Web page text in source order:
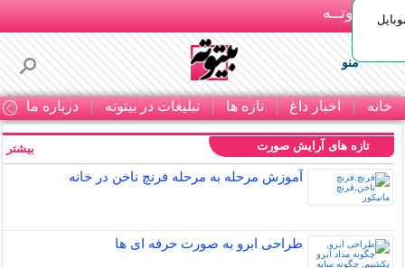
بـیتوتــه
منو
خانه اخبار داغ تازه ها تبلیغات در بیتوته درباره ما
تازه های آرایش صورت
آموزش مرحله به مرحله فرنچ ناخن در خانه
طراحی ابرو به صورت حرفه ای ها
بیشتر